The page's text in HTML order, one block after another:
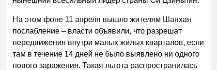
На этом фоне 11 апреля вышло жителям Шанхая
послабление – власти объявили, что разрешат
передвижения внутри малых жилых кварталов, если
там в течение 14 дней не было выявлено ни одного
нового заражения. Такая льгота распространилась